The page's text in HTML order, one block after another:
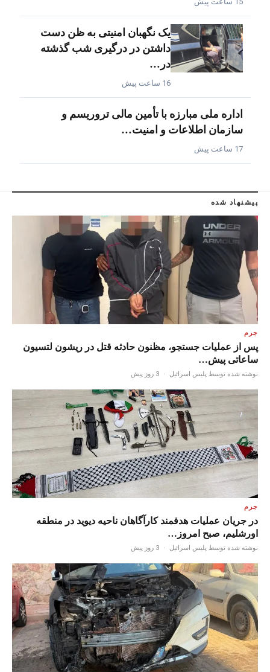
یک نگهبان امنیتی به ظن دست
داشتن در درگیری شب گذشته
در…
16 ساعت پیش
اداره ملی مبارزه با تأمین مالی تروریسم و
سازمان اطلاعات و امنیت…
17 ساعت پیش
پیشنهاد شده
جرم
پس از عملیات جستجو، مظنون حادثه قتل در ریشون لتسیون
ساعاتی پیش…
نوشته شده توسط پلیس اسرائیل · 3 روز پیش
جرم
در جریان عملیات هدفمند کارآگاهان ناحیه دیوید در منطقه
اورشلیم، صبح امروز…
نوشته شده توسط پلیس اسرائیل · 3 روز پیش